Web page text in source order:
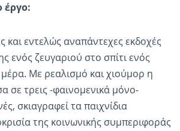
έργο:
και εντελώς αναπάντεχες εκδοχές
ενός ζευγαριού στο σπίτι ενός
Με ρεαλισμό και χιούμορ η
σε τρεις -φαινομενικά μόνο-
σκιαγραφεί τα παιχνίδια
της κοινωνικής συμπεριφοράς